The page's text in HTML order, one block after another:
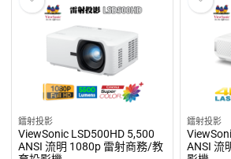
鐳射投影(17)
鐳射投影
ViewSonic LSD500HD 5,500
ANSI 流明 1080p 雷射商務/教
鐳射投影
ANSI 流